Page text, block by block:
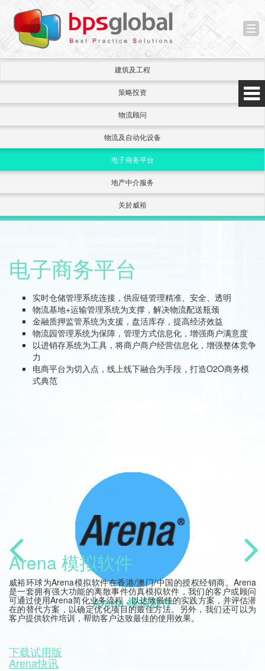
建筑及工程
策略投资
物流顾问
物流及自动化设备
电子商务平台
地产中介服务
关於威裕
电子商务平台
实时仓储管理系统连接，供应链管理精准、安全、透明
物流基地+运输管理系统为支撑，解决物流配送瓶颈
金融质押监管系统为支援，盘活库存，提高经济效益
物流园管理系统为保障，管理方式信息化，增强商户满意度
以进销存系统为工具，将商户商户经营信息化，增强整体竞争
力
电商平台为切入点，线上线下融合为手段，打造O2O商务模
式典范
Arena 模拟软件
Arena 模拟软件
威裕环球为Arena模拟软件在香港/澳门/中国的授权经销商。Arena
是一套拥有强大功能的离散事件仿真模拟软件，我们的客户或顾问
可通过使用Arena简化业务流程，以达致最佳的实践方案，并评估潜
在的替代方案，以确定优化项目的最佳方法。另外，我们还可以为
客户提供软件培训，帮助客户达致最佳的使用效果。
下载试用版
Arena快讯